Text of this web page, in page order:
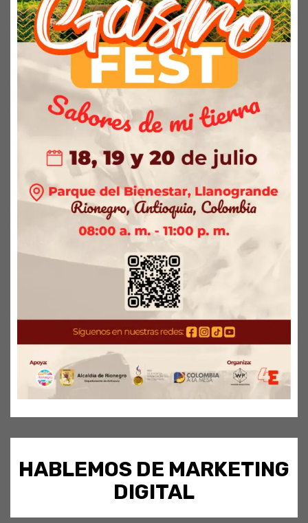
HABLEMOS DE MARKETING
DIGITAL